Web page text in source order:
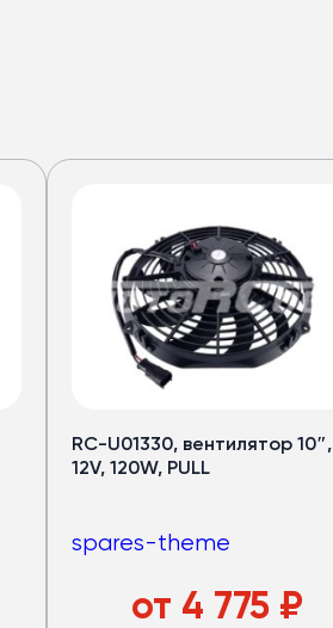
RC-U01330, вентилятор 10″,
12V, 120W, PULL
spares-theme
от 4 775 ₽